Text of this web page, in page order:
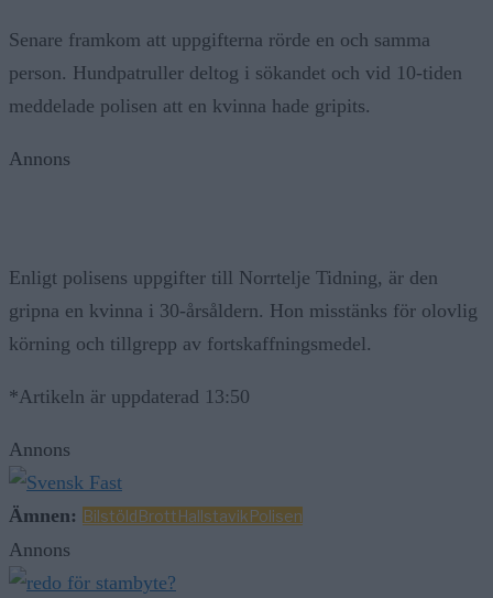
Senare framkom att uppgifterna rörde en och samma
person. Hundpatruller deltog i sökandet och vid 10-tiden
meddelade polisen att en kvinna hade gripits.
Annons
Enligt polisens uppgifter till Norrtelje Tidning, är den
gripna en kvinna i 30-årsåldern. Hon misstänks för olovlig
körning och tillgrepp av fortskaffningsmedel.
*Artikeln är uppdaterad 13:50
Annons
Ämnen: BilstöldBrottHallstavikPolisen
Annons